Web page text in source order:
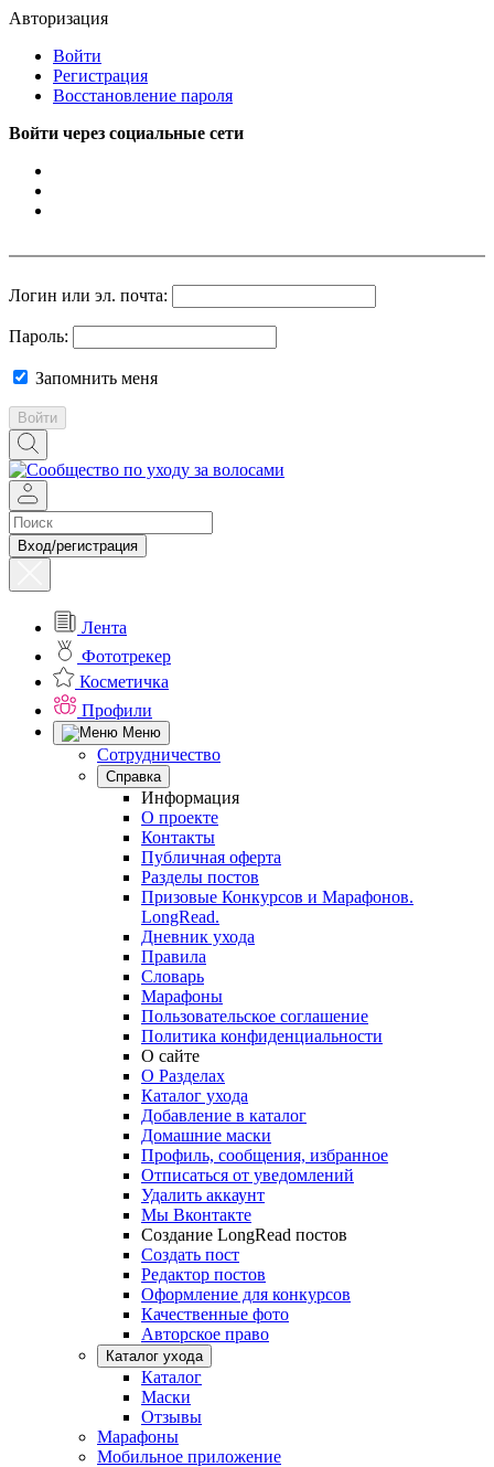
Авторизация
Войти
Регистрация
Восстановление пароля
Войти через социальные сети
Логин или эл. почта:
Пароль:
Запомнить меня
Войти
Вход/регистрация
Лента
Фототрекер
Косметичка
Профили
Меню
Сотрудничество
Справка
Информация
О проекте
Контакты
Публичная оферта
Разделы постов
Призовые Конкурсов и Марафонов.
LongRead.
Дневник ухода
Правила
Словарь
Марафоны
Пользовательское соглашение
Политика конфиденциальности
О сайте
О Разделах
Каталог ухода
Добавление в каталог
Домашние маски
Профиль, сообщения, избранное
Отписаться от уведомлений
Удалить аккаунт
Мы Вконтакте
Создание LongRead постов
Создать пост
Редактор постов
Оформление для конкурсов
Качественные фото
Авторское право
Каталог ухода
Каталог
Маски
Отзывы
Марафоны
Мобильное приложение